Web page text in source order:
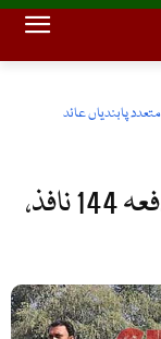
عید الاضحیٰ: پنجاب بھر میں دفعہ 144 نافذ،